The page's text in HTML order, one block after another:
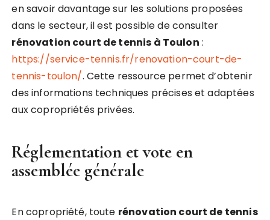
en savoir davantage sur les solutions proposées
dans le secteur, il est possible de consulter
rénovation court de tennis à Toulon :
https://service-tennis.fr/renovation-court-de-
tennis-toulon/. Cette ressource permet d’obtenir
des informations techniques précises et adaptées
aux copropriétés privées.
Réglementation et vote en
assemblée générale
En copropriété, toute rénovation court de tennis